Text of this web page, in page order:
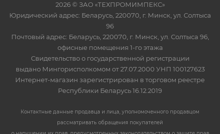
2026 © ЗАО «ТЕХПРОМИМПЕКС»
Юридический адрес: Беларусь, 220070, г. Минск, ул. Солтыса
96
Почтовый адрес: Беларусь, 220070, г. Минск, ул. Солтыса 96,
офисные помещения 1-го этажа
Свидетельство о государственной регистрации
выдано Мингорисполкомом от 27.07.2000 УНП 100127623
Интернет-магазин зарегистрирован в торговом реестре
Республики Беларусь 16.12.2019
Контактные данные продавца и лица, уполномоченного продавцом
рассматривать обращения покупателей